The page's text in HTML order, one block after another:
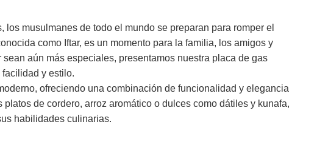
musulmanes de todo el mundo se preparan para romper el
como Iftar, es un momento para la familia, los amigos y
aún más especiales, presentamos nuestra placa de gas
y estilo.
ofreciendo una combinación de funcionalidad y elegancia
de cordero, arroz aromático o dulces como dátiles y kunafa,
habilidades culinarias.